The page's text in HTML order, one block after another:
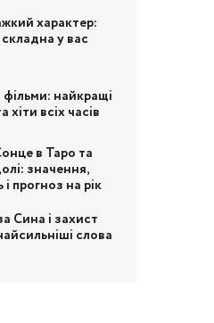
характер:
у вас
фільми: найкращі
хіти всіх часів
в Таро та
значення,
і прогноз на рік
Сина і захист
слова